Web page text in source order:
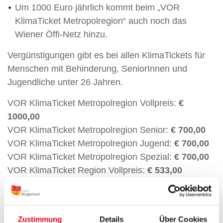
Zustimmung Details Über Cookies
Um 1000 Euro jährlich kommt beim „VOR
KlimaTicket Metropolregion“ auch noch das
Wiener Öffi-Netz hinzu.
Vergünstigungen gibt es bei allen KlimaTickets für
Menschen mit Behinderung, SeniorInnen und
Jugendliche unter 26 Jahren.
VOR KlimaTicket Metropolregion Vollpreis: €
1000,00
VOR KlimaTicket Metropolregion Senior: € 700,00
VOR KlimaTicket Metropolregion Jugend: € 700,00
VOR KlimaTicket Metropolregion Spezial: € 700,00
VOR KlimaTicket Region Vollpreis: € 533,00
VOR KlimaTicket Region Senior:
€ 400,00
VOR KlimaTicket Region Jugend: